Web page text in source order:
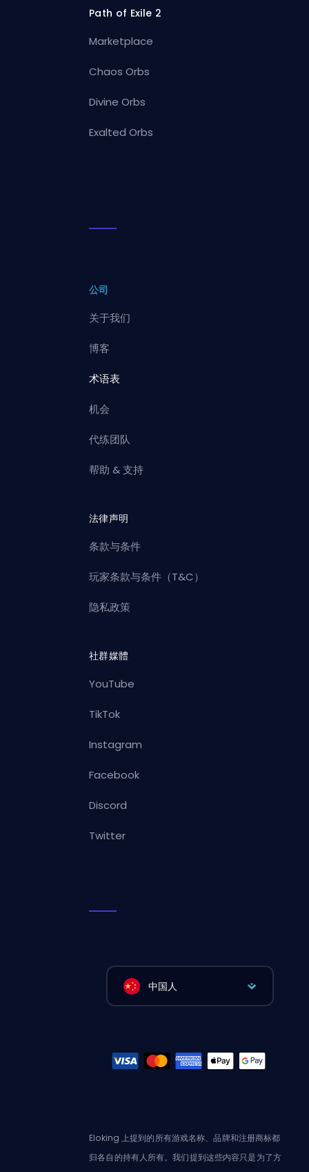
Path of Exile 2
Marketplace
Chaos Orbs
Divine Orbs
Exalted Orbs
公司
关于我们
博客
术语表
机会
代练团队
帮助 & 支持
法律声明
条款与条件
玩家条款与条件（T&C）
隐私政策
社群媒體
YouTube
TikTok
Instagram
Facebook
Discord
Twitter
中国人
Eloking 上提到的所有游戏名称、品牌和注册商标都
归各自的持有人所有。我们提到这些内容只是为了方